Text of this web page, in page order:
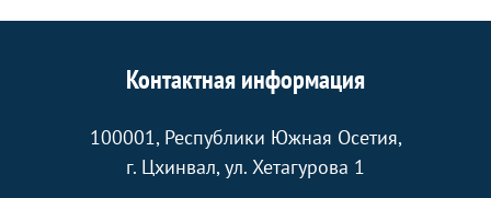
Контактная информация
100001, Республики Южная Осетия,
г. Цхинвал, ул. Хетагурова 1